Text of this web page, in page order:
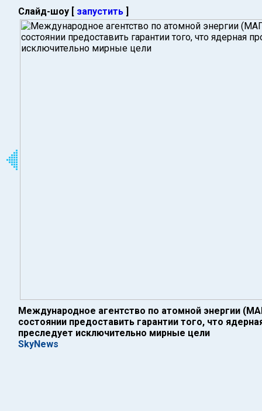
Слайд-шоу [ запустить ]
Международное агентство по атомной энергии
состоянии предоставить гарантии того, что
преследует исключительно мирные цели
SkyNews